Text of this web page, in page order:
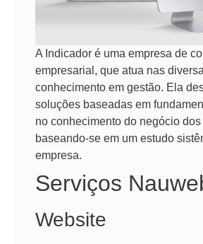
A Indicador é uma empresa de
empresarial, que atua nas
conhecimento em gestão. Ela
soluções baseadas em
no conhecimento do negócio
baseando-se em um estudo
empresa.
Serviços
Website